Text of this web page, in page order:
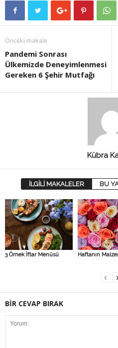
Önceki makale
Pandemi Sonrası
Ülkemizde Deneyimlenmesi
Gereken 6 Şehir Mutfağı
Kübra
İLGİLİ MAKALELER BU
3 Örnek İftar Menüsü Haftanın
BİR CEVAP BIRAK